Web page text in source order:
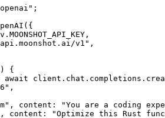
v1",
{
await
content: "You are a coding
content: "Optimize this Rust